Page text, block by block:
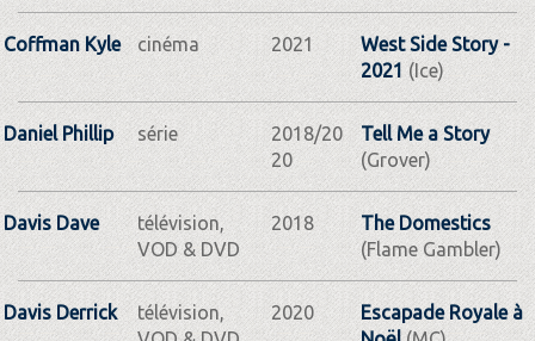
Coffman Kyle cinéma 2021
West Side Story -
2021 (Ice)
Daniel Phillip série
2018/20
20
Tell Me a Story
(Grover)
Davis Dave
télévision,
VOD & DVD
2018
The Domestics
(Flame Gambler)
Davis Derrick
télévision,
2020
Escapade Royale à